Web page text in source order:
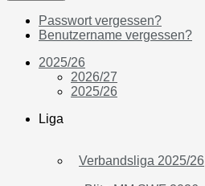
Passwort vergessen?
Benutzername vergessen?
2025/26
2026/27
2025/26
Liga
Verbandsliga 2025/26